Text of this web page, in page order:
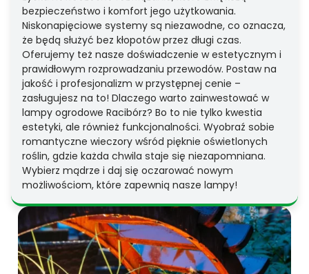
bezpieczeństwo i komfort jego użytkowania.
Niskonapięciowe systemy są niezawodne, co oznacza,
że będą służyć bez kłopotów przez długi czas.
Oferujemy też nasze doświadczenie w estetycznym i
prawidłowym rozprowadzaniu przewodów. Postaw na
jakość i profesjonalizm w przystępnej cenie –
zasługujesz na to! Dlaczego warto zainwestować w
lampy ogrodowe Racibórz? Bo to nie tylko kwestia
estetyki, ale również funkcjonalności. Wyobraź sobie
romantyczne wieczory wśród pięknie oświetlonych
roślin, gdzie każda chwila staje się niezapomniana.
Wybierz mądrze i daj się oczarować nowym
możliwościom, które zapewnią nasze lampy!